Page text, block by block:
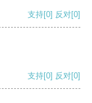
支持[0] 反对[0]
支持[0] 反对[0]